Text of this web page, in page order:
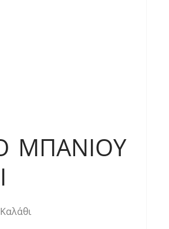
ΜΠΆΝΙΟΥ